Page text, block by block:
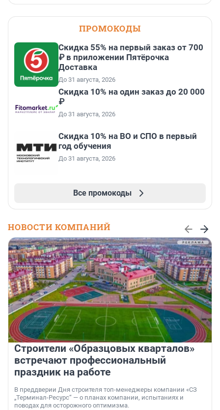
ПРОМОКОДЫ
Скидка 55% на первый заказ от 700
₽ в приложении Пятёрочка
Доставка
До 31 августа, 2026
Скидка 10% на один заказ до 20 000
₽
До 31 августа, 2026
Скидка 10% на ВО и СПО в первый
год обучения
До 31 августа, 2026
Все промокоды
НОВОСТИ КОМПАНИЙ
Строители «Образцовых кварталов»
встречают профессиональный
праздник на работе
В преддверии Дня строителя топ-менеджеры компании «СЗ
„Терминал-Ресурс“ — о планах компании, испытаниях и
поводах для осторожного оптимизма.